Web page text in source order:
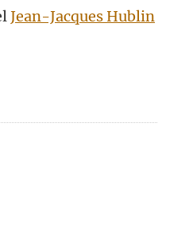
Jean-Jacques Hublin
via Mastodon